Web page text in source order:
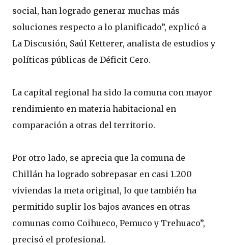
social, han logrado generar muchas más
soluciones respecto a lo planificado”, explicó a
La Discusión, Saúl Ketterer, analista de estudios y
políticas públicas de Déficit Cero.
La capital regional ha sido la comuna con mayor
rendimiento en materia habitacional en
comparación a otras del territorio.
Por otro lado, se aprecia que la comuna de
Chillán ha logrado sobrepasar en casi 1.200
viviendas la meta original, lo que también ha
permitido suplir los bajos avances en otras
comunas como Coihueco, Pemuco y Trehuaco”,
precisó el profesional.